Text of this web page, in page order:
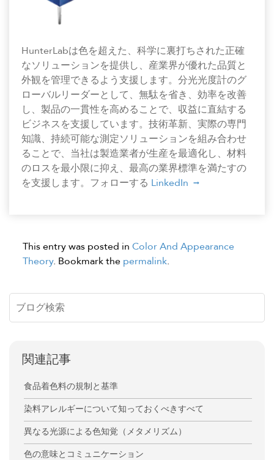
HunterLabは色を超えた、科学に裏打ちされた正確
なソリューションを提供し、産業界が優れた品質と
外観を管理できるよう支援します。分光光度計のグ
ローバルリーダーとして、無駄を省き、効率を改善
し、製品の一貫性を高めることで、収益に直結する
ビジネスを支援しています。技術革新、実際の専門
知識、持続可能な測定ソリューションを組み合わせ
ることで、当社は製造業者が生産を最適化し、材料
のロスを最小限に抑え、最高の業界標準を満たすの
を支援します。フォローする LinkedIn
This entry was posted in Color And Appearance
Theory. Bookmark the permalink.
関連記事
食品着色料の規制と基準
染料アレルギーについて知っておくべきすべて
異なる光源による色知覚（メタメリズム）
色の意味とコミュニケーション